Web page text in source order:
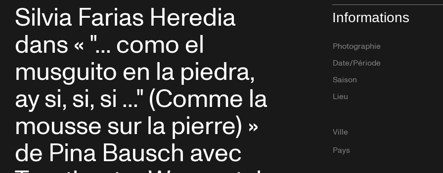
Silvia Farias Heredia
dans « "... como el
musguito en la piedra,
ay si, si, si ..." (Comme la
mousse sur la pierre) »
de Pina Bausch avec
Informations
Photographie
Date/Période
Saison
Lieu
Ville
Pays